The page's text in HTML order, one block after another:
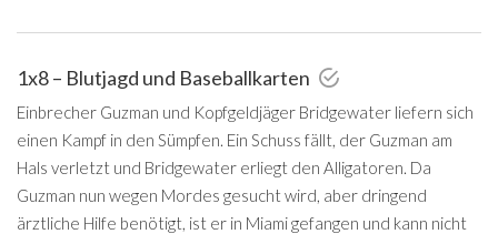
1x8 – Blutjagd und Baseballkarten
Einbrecher Guzman und Kopfgeldjäger Bridgewater liefern sich
einen Kampf in den Sümpfen. Ein Schuss fällt, der Guzman am
Hals verletzt und Bridgewater erliegt den Alligatoren. Da
Guzman nun wegen Mordes gesucht wird, aber dringend
ärztliche Hilfe benötigt, ist er in Miami gefangen und kann nicht